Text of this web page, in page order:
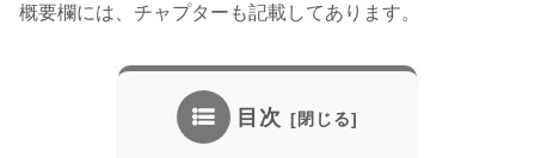
概要欄には、チャプターも記載してあります。
目次